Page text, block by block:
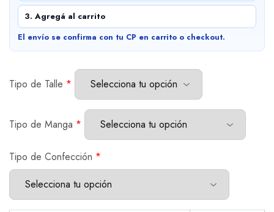
3. Agregá al carrito
El envío se confirma con tu CP en carrito o checkout.
Tipo de Talle *
Tipo de Manga *
Tipo de Confección *